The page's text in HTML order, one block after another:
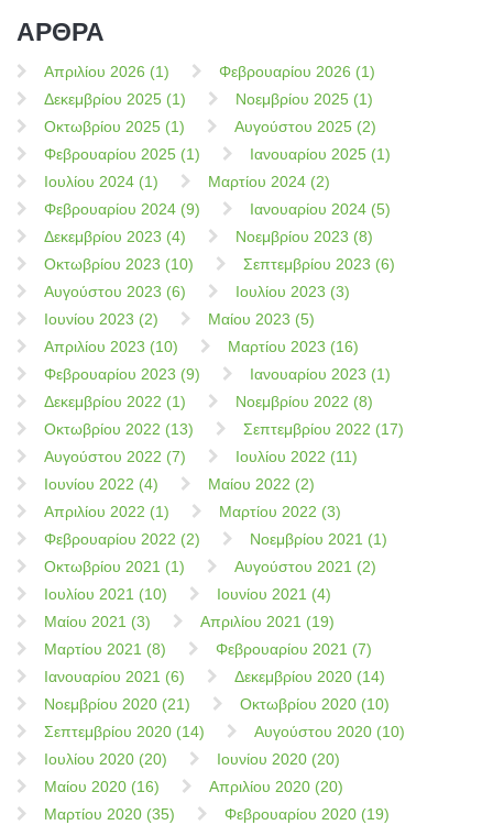
ΑΡΘΡΑ
Απριλίου 2026 (1)
Φεβρουαρίου 2026 (1)
Δεκεμβρίου 2025 (1)
Νοεμβρίου 2025 (1)
Οκτωβρίου 2025 (1)
Αυγούστου 2025 (2)
Φεβρουαρίου 2025 (1)
Ιανουαρίου 2025 (1)
Ιουλίου 2024 (1)
Μαρτίου 2024 (2)
Φεβρουαρίου 2024 (9)
Ιανουαρίου 2024 (5)
Δεκεμβρίου 2023 (4)
Νοεμβρίου 2023 (8)
Οκτωβρίου 2023 (10)
Σεπτεμβρίου 2023 (6)
Αυγούστου 2023 (6)
Ιουλίου 2023 (3)
Ιουνίου 2023 (2)
Μαίου 2023 (5)
Απριλίου 2023 (10)
Μαρτίου 2023 (16)
Φεβρουαρίου 2023 (9)
Ιανουαρίου 2023 (1)
Δεκεμβρίου 2022 (1)
Νοεμβρίου 2022 (8)
Οκτωβρίου 2022 (13)
Σεπτεμβρίου 2022 (17)
Αυγούστου 2022 (7)
Ιουλίου 2022 (11)
Ιουνίου 2022 (4)
Μαίου 2022 (2)
Απριλίου 2022 (1)
Μαρτίου 2022 (3)
Φεβρουαρίου 2022 (2)
Νοεμβρίου 2021 (1)
Οκτωβρίου 2021 (1)
Αυγούστου 2021 (2)
Ιουλίου 2021 (10)
Ιουνίου 2021 (4)
Μαίου 2021 (3)
Απριλίου 2021 (19)
Μαρτίου 2021 (8)
Φεβρουαρίου 2021 (7)
Ιανουαρίου 2021 (6)
Δεκεμβρίου 2020 (14)
Νοεμβρίου 2020 (21)
Οκτωβρίου 2020 (10)
Σεπτεμβρίου 2020 (14)
Αυγούστου 2020 (10)
Ιουλίου 2020 (20)
Ιουνίου 2020 (20)
Μαίου 2020 (16)
Απριλίου 2020 (20)
Μαρτίου 2020 (35)
Φεβρουαρίου 2020 (19)